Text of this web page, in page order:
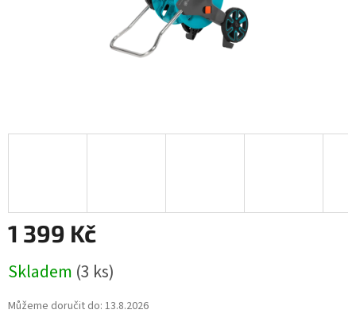
1 399 Kč
cena:
Skladem (3 ks)
Můžeme doručit do: 13.8.2026